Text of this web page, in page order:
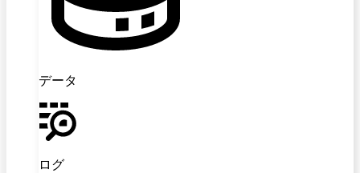
データ
ログ